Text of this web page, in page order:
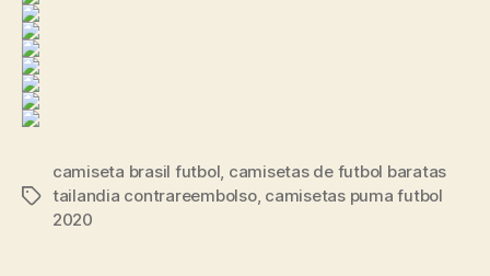
Etiquetas
camiseta brasil futbol camisetas de futbol baratas
tailandia contrareembolso, camisetas puma futbol
2020